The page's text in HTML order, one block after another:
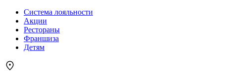
Система лояльности
Акции
Рестораны
Франшиза
Детям